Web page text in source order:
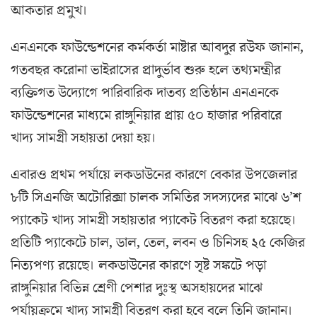
আকতার প্রমুখ।
এনএনকে ফাউন্ডেশনের কর্মকর্তা মাষ্টার আবদুর রউফ জানান,
গতবছর করোনা ভাইরাসের প্রাদুর্ভাব শুরু হলে তথ্যমন্ত্রীর
ব্যক্তিগত উদ্যোগে পারিবারিক দাতব্য প্রতিষ্ঠান এনএনকে
ফাউন্ডেশনের মাধ্যমে রাঙ্গুনিয়ার প্রায় ৫০ হাজার পরিবারে
খাদ্য সামগ্রী সহায়তা দেয়া হয়।
এবারও প্রথম পর্যায়ে লকডাউনের কারণে বেকার উপজেলার
৮টি সিএনজি অটোরিক্সা চালক সমিতির সদস্যদের মাঝে ৬’শ
প্যাকেট খাদ্য সামগ্রী সহায়তার প্যাকেট বিতরণ করা হয়েছে।
প্রতিটি প্যাকেটে চাল, ডাল, তেল, লবন ও চিনিসহ ২৫ কেজির
নিত্যপণ্য রয়েছে। লকডাউনের কারণে সৃষ্ট সঙ্কটে পড়া
রাঙ্গুনিয়ার বিভিন্ন শ্রেণী পেশার দুঃস্থ অসহায়দের মাঝে
পর্যায়ক্রমে খাদ্য সামগ্রী বিতরণ করা হবে বলে তিনি জানান।